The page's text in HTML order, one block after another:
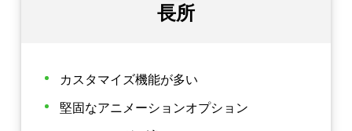
長所
カスタマイズ機能が多い
堅固なアニメーションオプション